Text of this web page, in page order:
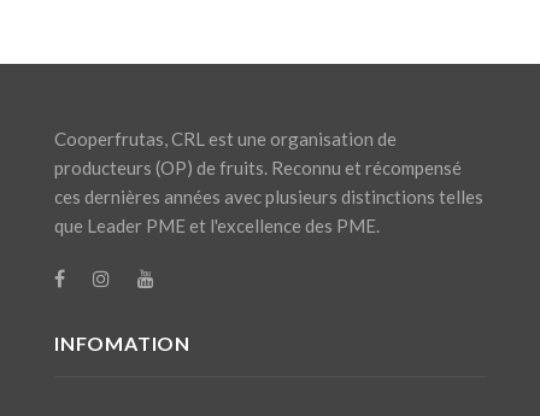
Cooperfrutas, CRL est une organisation de
producteurs (OP) de fruits. Reconnu et récompensé
ces dernières années avec plusieurs distinctions telles
que Leader PME et l'excellence des PME.
INFOMATION